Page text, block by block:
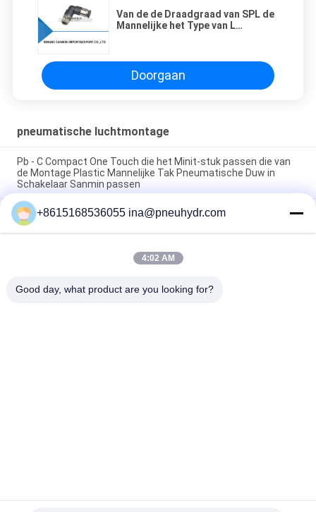
Van de de Draadgraad van SPL de
Mannelijke het Type van L
Montageelleboog Snelle
Schakelaar Sanmin
Doorgaan
pneumatische luchtmontage
Pb - C Compact One Touch die het Minit-stuk passen die van
de Montage Plastic Mannelijke Tak Pneumatische Duw in
Schakelaar Sanmin passen
NBSANMINSE van de de Montagegeluiddemper van de C
Pneumatische Lucht van de het Gaspedaalklep Pneumatische
het Messingsknalpot
Messing van de de Luchtmontage van de Rcdraad KF het
+8615168536055 ina@pneuhydr.com
4:02 AM
Good day, what product are you looking for?